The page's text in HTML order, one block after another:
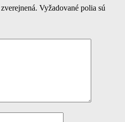
Vyžadované polia sú